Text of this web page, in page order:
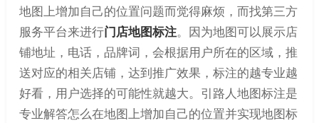
地图上增加自己的位置问题而觉得麻烦，而找第三方
服务平台来进行门店地图标注。因为地图可以展示店
铺地址，电话，品牌词，会根据用户所在的区域，推
送对应的相关店铺，达到推广效果，标注的越专业越
好看，用户选择的可能性就越大。引路人地图标注是
专业解答怎么在地图上增加自己的位置并实现地图标